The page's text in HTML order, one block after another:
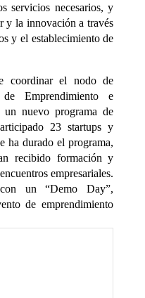
servicios necesarios, y
y la innovación a través
y el establecimiento de
coordinar el nodo de
Emprendimiento e
nuevo programa de
23 startups y
ha durado el programa,
recibido formación y
empresariales.
un “Demo Day”,
de emprendimiento